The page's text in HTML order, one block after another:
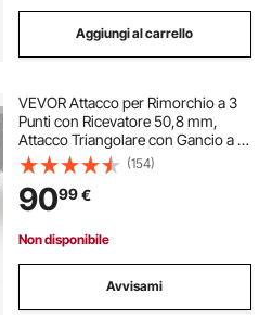
Aggiungi al carrello
VEVOR Attacco per Rimorchio a 3
Punti con Ricevatore 50,8 mm,
Attacco Triangolare con Gancio a 4
Vie con 3 Sfere per Trattore di
Categoria 1, Compatibile con
Kubota, Ford, John Deere, Massey
Ferguson
(154)
9099€
Non disponibile
Avvisami